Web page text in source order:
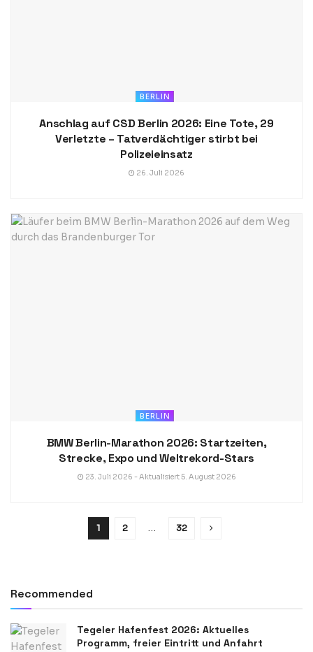
BERLIN
Anschlag auf CSD Berlin 2026: Eine Tote, 29
Verletzte – Tatverdächtiger stirbt bei
Polizeieinsatz
26. Juli 2026
BERLIN
BMW Berlin-Marathon 2026: Startzeiten,
Strecke, Expo und Weltrekord-Stars
23. Juli 2026 - Aktualisiert 5. August 2026
1 2 … 32
Recommended
Tegeler Hafenfest 2026: Aktuelles
Programm, freier Eintritt und Anfahrt